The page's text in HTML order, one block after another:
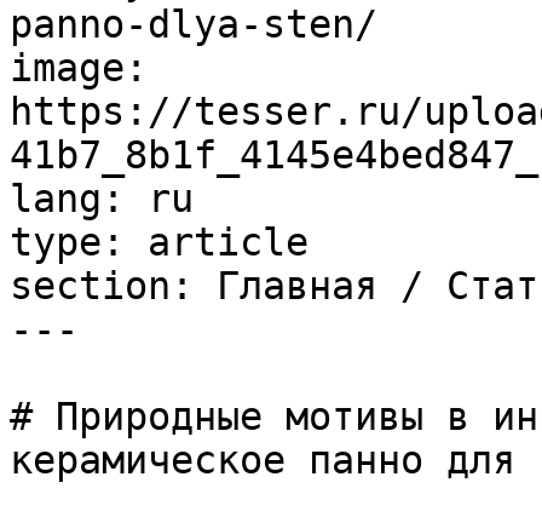
panno-dlya-sten/
image:
https://tesser.ru/
lang: ru
type: article
section: Главная /
---
# Природные мотивы в
керамическое панно для